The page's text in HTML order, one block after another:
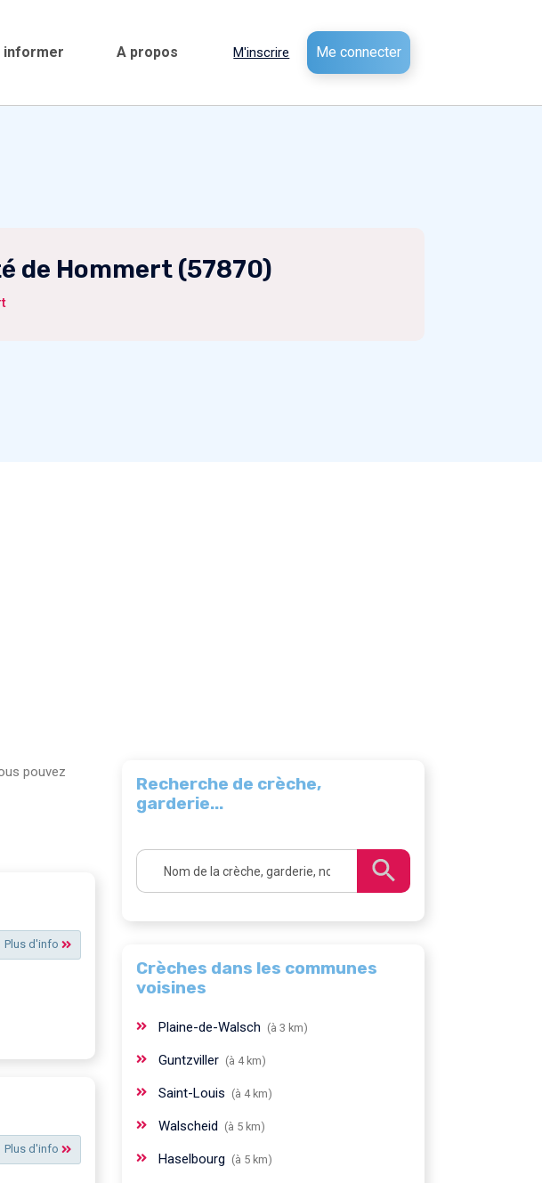
informer A propos M'inscrire Me connecter
de Hommert (57870)
pouvez
Plus d'info
Plus d'info
Recherche de crèche,
garderie...
Crèches dans les communes
voisines
Plaine-de-Walsch (à 3 km)
Guntzviller (à 4 km)
Saint-Louis (à 4 km)
Walscheid (à 5 km)
Haselbourg (à 5 km)